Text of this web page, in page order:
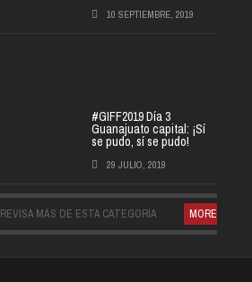
10 SEPTIEMBRE, 2019
#GIFF2019 Día 3
Guanajuato capital: ¡Sí
se pudo, sí se pudo!
29 JULIO, 2019
REVISA MÁS DE ESTA CATEGORÍA MORE